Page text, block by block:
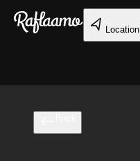
Skip to main content
Location